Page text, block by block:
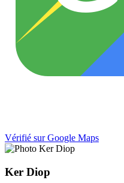
Vérifié sur Google Maps
Ker Diop